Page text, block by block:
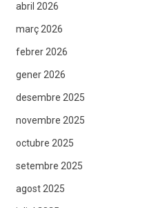
abril 2026
març 2026
febrer 2026
gener 2026
desembre 2025
novembre 2025
octubre 2025
setembre 2025
agost 2025